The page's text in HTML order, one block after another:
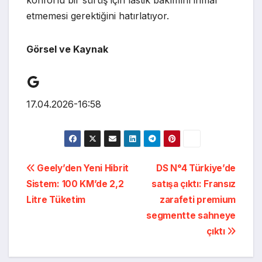
etmemesi gerektiğini hatırlatıyor.
Görsel ve Kaynak
Google
17.04.2026-16:58
Yazı
gezinmesi
DS N°4 Türkiye’de
satışa çıktı: Fransız
zarafeti premium
segmentte sahneye
çıktı
Geely’den Yeni Hibrit
Sistem: 100 KM’de 2,2
Litre Tüketim